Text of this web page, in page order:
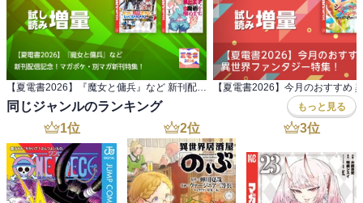
同じジャンルのランキング もっと見る
1位 2位 3位